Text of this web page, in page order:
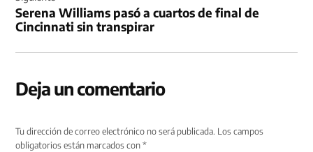
Serena Williams pasó a cuartos de final de
Cincinnati sin transpirar
Deja un comentario
Tu dirección de correo electrónico no será publicada. Los campos
obligatorios están marcados con*